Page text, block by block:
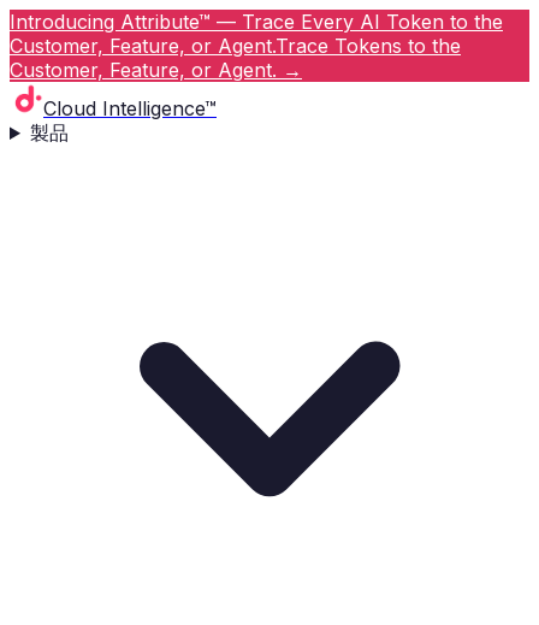
Introducing Attribute™ — Trace Every AI Token to the
Customer, Feature, or Agent.Trace Tokens to the
Customer, Feature, or Agent. →
Cloud Intelligence™
製品